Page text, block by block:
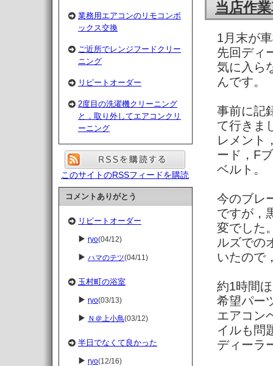
業務用エアコンのリモコンボ
ックス交換
ご近所でレンジフードクリー
ニング
リピートオーダー
2度目の洗濯機クリーニング
と，取り外してエアコンクリ
ーニング
このサイトのRSSフィードを購読
コメントありがとう
リピートオーダー
ryo(04/12)
ハマのテツ(04/11)
玉村町の浴室
ryo(03/13)
Ｎ＠上小鳥(03/12)
半日でなくて良かった
ryo(12/16)
当店作
1月末が
先回ディ
気に入ら
んです。
事前に記
て行きま
レメント
ード，F
ベルト。
今のブレ
ですが，
変でした
ルズでの
いたので
約1時間
希望パー
エアコン
イルも問
ディーラ